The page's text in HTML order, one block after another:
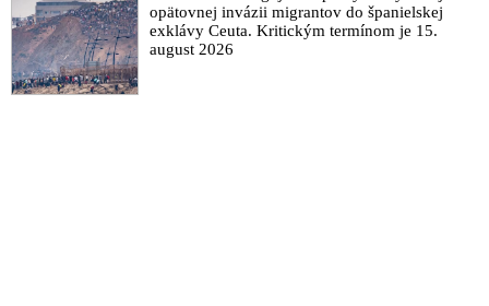
opätovnej invázii migrantov do španielskej
exklávy Ceuta. Kritickým termínom je 15.
august 2026